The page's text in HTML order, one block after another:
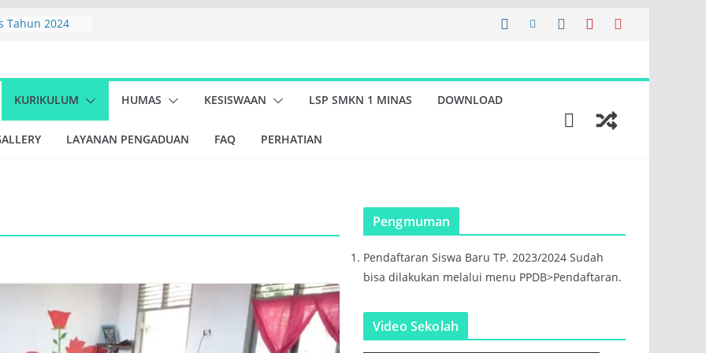
Tahun 2024
(Peduli
Hidup
KURIKULUM HUMAS KESISWAAN LSP SMKN 1 MINAS DOWNLOAD
LAYANAN PENGADUAN FAQ PERHATIAN
Pengmuman
Pendaftaran Siswa Baru TP. 2023/2024 Sudah
bisa dilakukan melalui menu PPDB>Pendaftaran.
Video Sekolah